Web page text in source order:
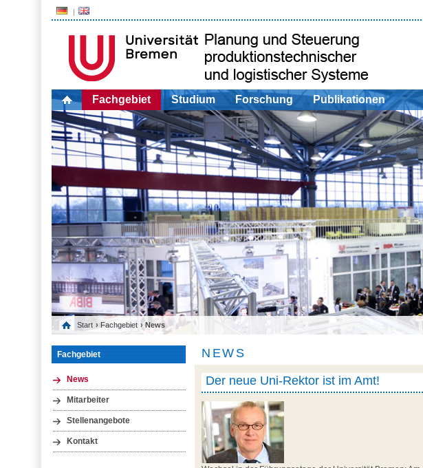
Fachgebiet Studium Forschung Publikationen
Start › Fachgebiet › News
Fachgebiet
News
Mitarbeiter
Stellenangebote
Kontakt
NEWS
Der neue Uni-Rektor ist im Amt!